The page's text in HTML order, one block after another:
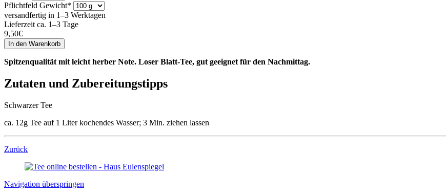
Pflichtfeld Gewicht*
versandfertig in 1–3 Werktagen
Lieferzeit ca. 1–3 Tage
9,50€
Spitzenqualität mit leicht herber Note. Loser Blatt-Tee, gut geeignet für den Nachmittag.
Zutaten und Zubereitungstipps
Schwarzer Tee
ca. 12g Tee auf 1 Liter kochendes Wasser; 3 Min. ziehen lassen
Zurück
Navigation überspringen